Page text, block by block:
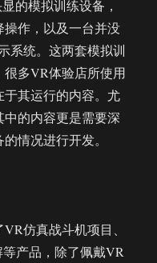
的模拟训练设备，
作，以及一台并没
系统。这两套模拟训
多VR体验店所使用
其运行的内容。尤
的内容更是需要深
情况进行开发。
仿真战斗机项目、
产品，除了佩戴VR